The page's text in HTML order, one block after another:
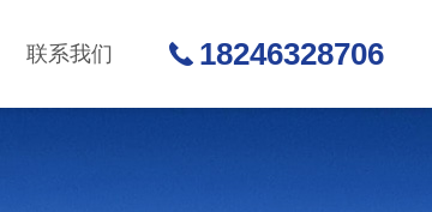
联系我们 18246328706